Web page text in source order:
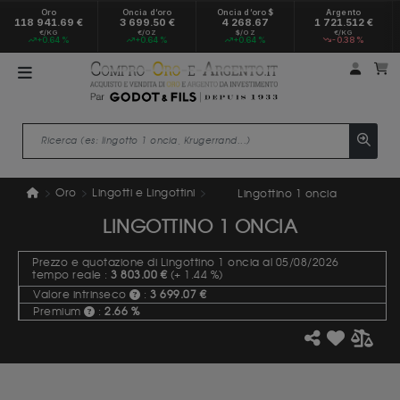
Oro
118 941.69 €
€/KG
+0.64 %
Oncia d’oro
3 699.50 €
€/OZ
+0.64 %
Oncia d’oro $
4 268.67
$/OZ
+0.64 %
Argento
1 721.512 €
€/KG
-0.38 %
Il mio
Oro Lingotti e Lingottini Lingottino 1 oncia
LINGOTTINO 1 ONCIA
Prezzo e quotazione di Lingottino 1 oncia al 05/08/2026
tempo reale : 3 803.00 € (+ 1.44 %)
Valore intrinseco
: 3 699.07 €
Premium
: 2.66 %